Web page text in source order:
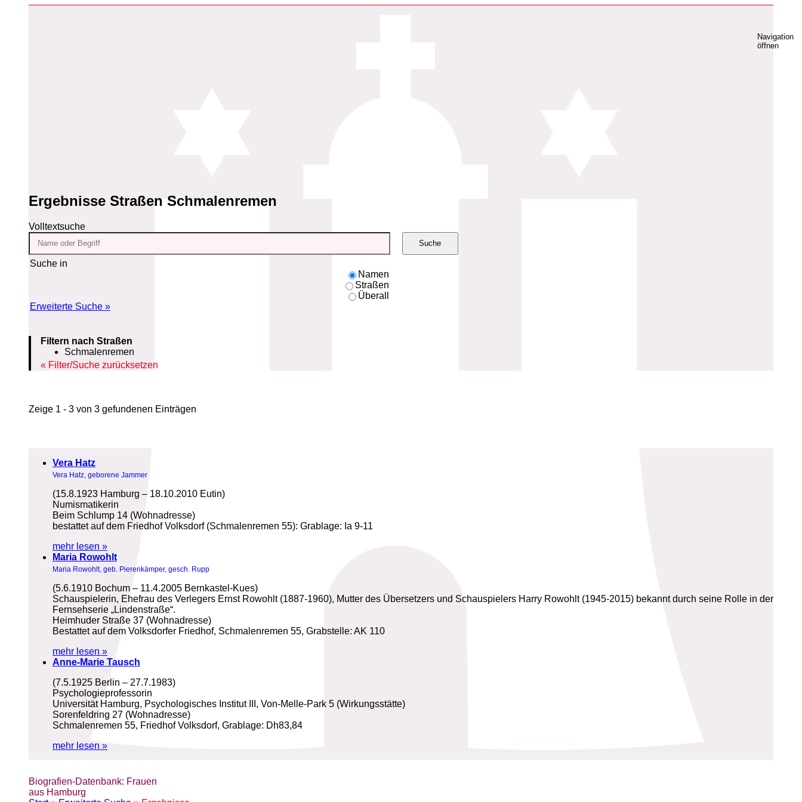
Biografien-Datenbank: Frauen
aus Hamburg
Navigation
öffnen
Ergebnisse Straßen Schmalenremen
Volltextsuche
Suche in
Namen
Straßen
Überall
Erweiterte Suche »
Suche
Filtern nach Straßen
Schmalenremen
Filter/Suche zurücksetzen
Zeige 1 - 3 von 3 gefundenen Einträgen
Vera Hatz
Vera Hatz, geborene Jammer
(15.8.1923 Hamburg – 18.10.2010 Eutin)
Numismatikerin
Beim Schlump 14 (Wohnadresse)
bestattet auf dem Friedhof Volksdorf (Schmalenremen 55): Grablage: Ia 9-11
mehr lesen »
Maria Rowohlt
Maria Rowohlt, geb. Pierenkämper, gesch. Rupp
(5.6.1910 Bochum – 11.4.2005 Bernkastel-Kues)
Schauspielerin, Ehefrau des Verlegers Ernst Rowohlt (1887-1960), Mutter des Übersetzers und Schauspielers Harry Rowohlt (1945-2015) bekannt durch seine Rolle in der
Fernsehserie „Lindenstraße“.
Heimhuder Straße 37 (Wohnadresse)
Bestattet auf dem Volksdorfer Friedhof, Schmalenremen 55, Grabstelle: AK 110
mehr lesen »
Anne-Marie Tausch
(7.5.1925 Berlin – 27.7.1983)
Psychologieprofessorin
Universität Hamburg, Psychologisches Institut III, Von-Melle-Park 5 (Wirkungsstätte)
Sorenfeldring 27 (Wohnadresse)
Schmalenremen 55, Friedhof Volksdorf, Grablage: Dh83,84
mehr lesen »